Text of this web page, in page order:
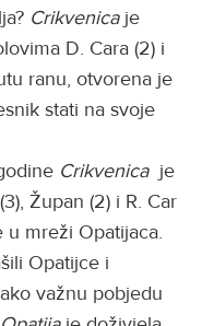
Crikvenica je
D. Cara (2) i
ranu, otvorena je
stati na svoje
Crikvenicaje
Župan (2) i R. Car
u mreži Opatijaca.
Opatijce i
važnu pobjedu